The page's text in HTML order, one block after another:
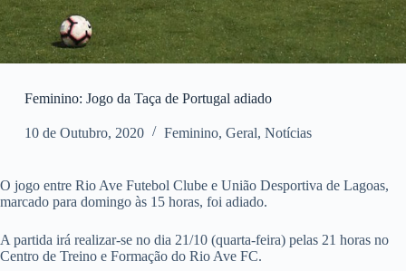
Feminino: Jogo da Taça de Portugal adiado
10 de Outubro, 2020 Feminino, Geral, Notícias
O jogo entre Rio Ave Futebol Clube e União Desportiva de Lagoas,
marcado para domingo às 15 horas, foi adiado.
A partida irá realizar-se no dia 21/10 (quarta-feira) pelas 21 horas no
Centro de Treino e Formação do Rio Ave FC.